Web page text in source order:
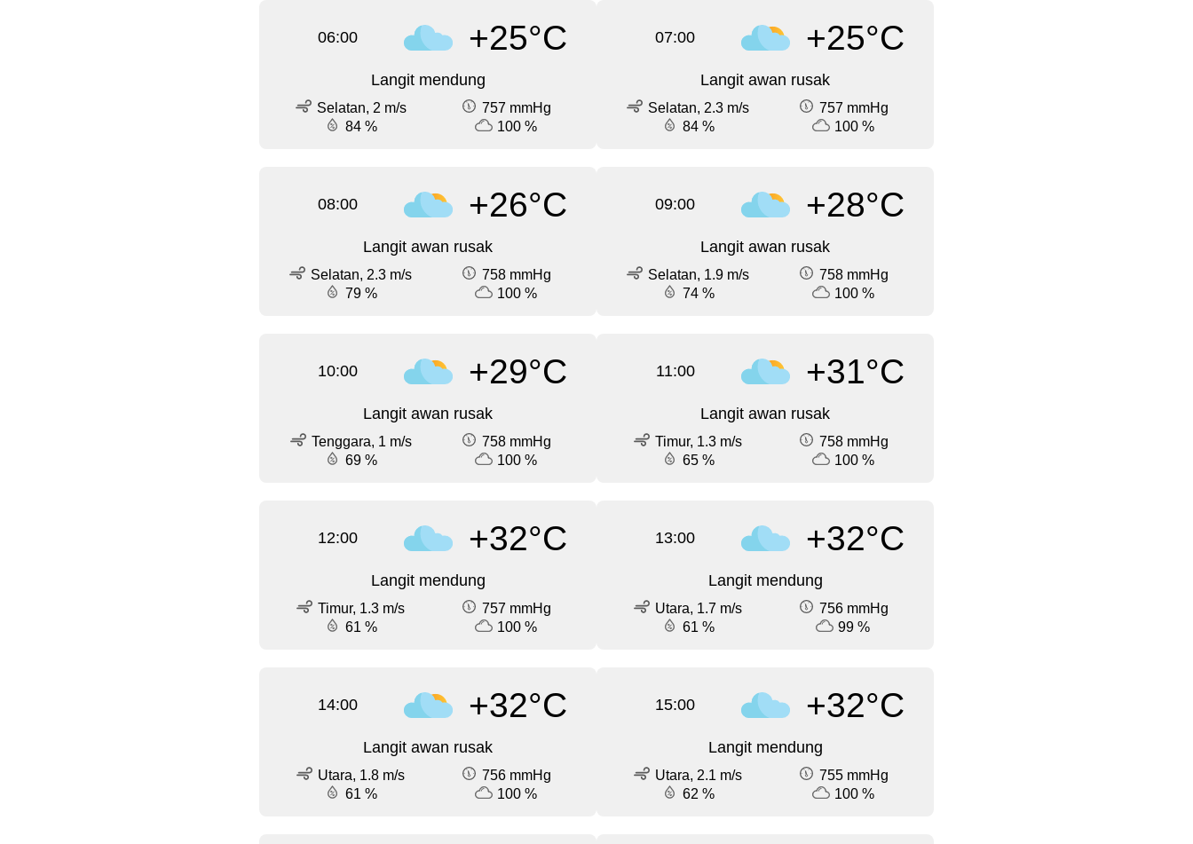
06:00 +25°C
Langit mendung
Selatan, 2 m/s
757 mmHg
84 %
100 %
07:00 +25°C
Langit awan rusak
Selatan, 2.3 m/s
757 mmHg
84 %
100 %
08:00 +26°C
Langit awan rusak
Selatan, 2.3 m/s
758 mmHg
79 %
100 %
09:00 +28°C
Langit awan rusak
Selatan, 1.9 m/s
758 mmHg
74 %
100 %
10:00 +29°C
Langit awan rusak
Tenggara, 1 m/s
758 mmHg
69 %
100 %
11:00 +31°C
Langit awan rusak
Timur, 1.3 m/s
758 mmHg
65 %
100 %
12:00 +32°C
Langit mendung
Timur, 1.3 m/s
757 mmHg
61 %
100 %
13:00 +32°C
Langit mendung
Utara, 1.7 m/s
756 mmHg
61 %
99 %
14:00 +32°C
Langit awan rusak
Utara, 1.8 m/s
756 mmHg
61 %
100 %
15:00 +32°C
Langit mendung
Utara, 2.1 m/s
755 mmHg
62 %
100 %